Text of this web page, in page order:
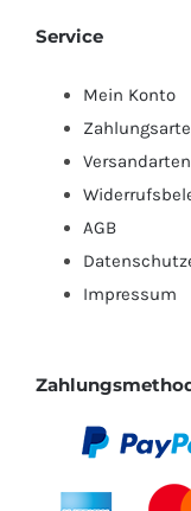
Service
Mein Konto
Versandarten
AGB
Impressum